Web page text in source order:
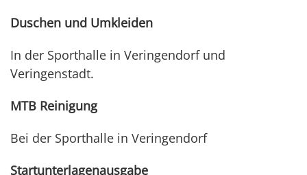
Duschen und Umkleiden
In der Sporthalle in Veringendorf und
Veringenstadt.
MTB Reinigung
Bei der Sporthalle in Veringendorf
Startunterlagenausgabe